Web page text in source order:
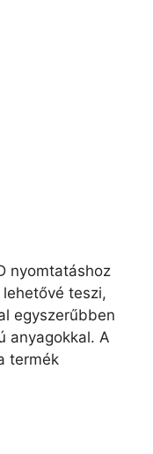
nyomtatáshoz
teszi,
egyszerűbben
anyagokkal. A
termék